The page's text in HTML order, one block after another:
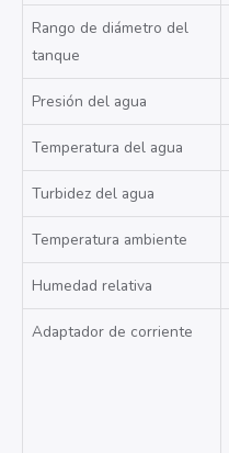
Rango de diámetro del
tanque
Presión del agua
Temperatura del agua
Turbidez del agua
Temperatura ambiente
Humedad relativa
Adaptador de corriente